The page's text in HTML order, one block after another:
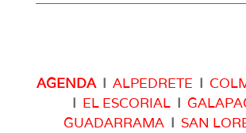
AGENDA I ALPEDRETE I
I EL ESCORIAL I
GUADARRAMA I SAN